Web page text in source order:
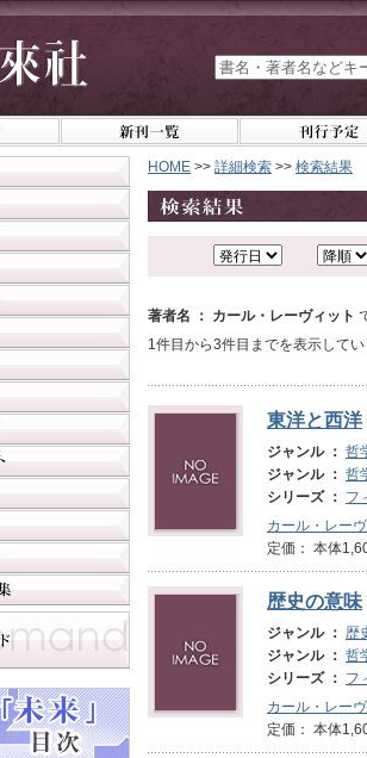
HOME >> 詳細検索 >> 検索結果
著者名 ： カール・レーヴィット
1件目から3件目までを表示して
東洋と西洋
ジャンル ： 哲
ジャンル ： 哲
シリーズ ： フ
カール・レー
定価： 本体
歴史の意味
ジャンル ： 歴
ジャンル ： 哲
シリーズ ： フ
カール・レー
定価： 本体